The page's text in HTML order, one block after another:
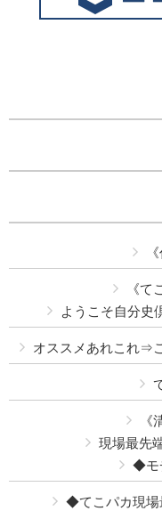
《て
ようこそ自分史
オススメあれこれ⇒
《
現場最先
◆モ
◆てこパカ現場